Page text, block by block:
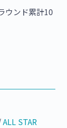
ウンド累計10
ALL STAR